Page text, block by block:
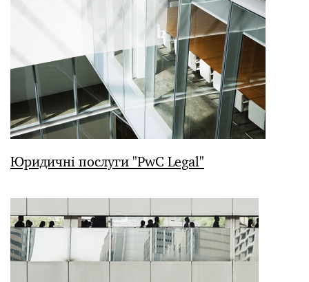
Юридичні послуги "PwC Legal"